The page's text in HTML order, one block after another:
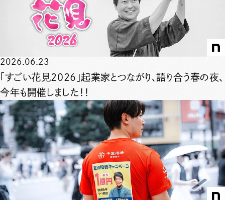
会社概要
ハラスメントポリシー
2026.06.23
「すごい花見2026」起業家とつながり、語り合う春の夜、
今年も開催しました！！